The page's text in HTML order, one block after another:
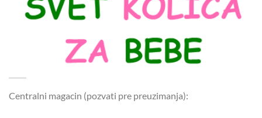
Centralni magacin (pozvati pre preuzimanja):